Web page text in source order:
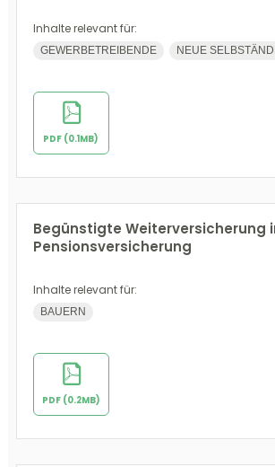
Inhalte relevant für:
GEWERBETREIBENDE NEUE
PDF (0.1MB)
Begünstigte Weiterversicherung
Pensionsversicherung
Inhalte relevant für:
BAUERN
PDF (0.2MB)